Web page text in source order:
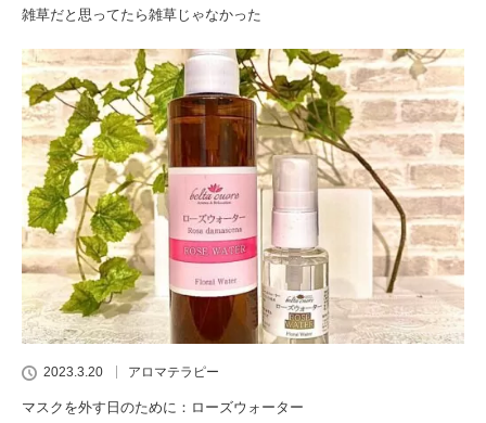
雑草だと思ってたら雑草じゃなかった
2023.3.20 アロマテラピー
マスクを外す日のために：ローズウォーター